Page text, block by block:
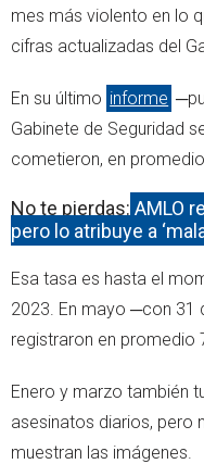
mes más violento en lo
cifras actualizadas del
En su último informe
Gabinete de Seguridad
cometieron, en
No te pierdas: AMLO
pero lo atribuye a
Esa tasa es hasta el
2023. En mayo ─con 31
registraron en promedio
Enero y marzo también
asesinatos diarios, pero
muestran las imágenes.